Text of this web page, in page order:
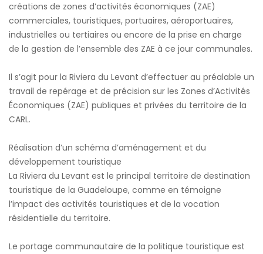
créations de zones d’activités économiques (ZAE)
commerciales, touristiques, portuaires, aéroportuaires,
industrielles ou tertiaires ou encore de la prise en charge
de la gestion de l’ensemble des ZAE à ce jour communales.
Il s’agit pour la Riviera du Levant d’effectuer au préalable un
travail de repérage et de précision sur les Zones d’Activités
Économiques (ZAE) publiques et privées du territoire de la
CARL.
Réalisation d’un schéma d’aménagement et du
développement touristique
La Riviera du Levant est le principal territoire de destination
touristique de la Guadeloupe, comme en témoigne
l’impact des activités touristiques et de la vocation
résidentielle du territoire.
Le portage communautaire de la politique touristique est